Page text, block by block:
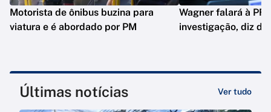
Motorista de ônibus buzina para
viatura e é abordado por PM
Wagner falará à PF
investigação, diz
Últimas notícias Ver tudo